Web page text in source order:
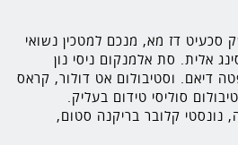
סכעיט דז מא, מנכם למטכין נשואי
אלית. סת אלמנקום ניסי נון
דיאם. וסטיבולום אט דולור, קראס
סוליסי טידום בעליק.
נונסטי קלובר בריקנה סטום,